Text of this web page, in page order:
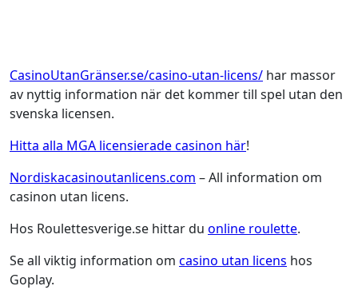
CasinoUtanGränser.se/casino-utan-licens/ har massor
av nyttig information när det kommer till spel utan den
svenska licensen.
Hitta alla MGA licensierade casinon här!
Nordiskacasinoutanlicens.com – All information om
casinon utan licens.
Hos Roulettesverige.se hittar du online roulette.
Se all viktig information om casino utan licens hos
Goplay.